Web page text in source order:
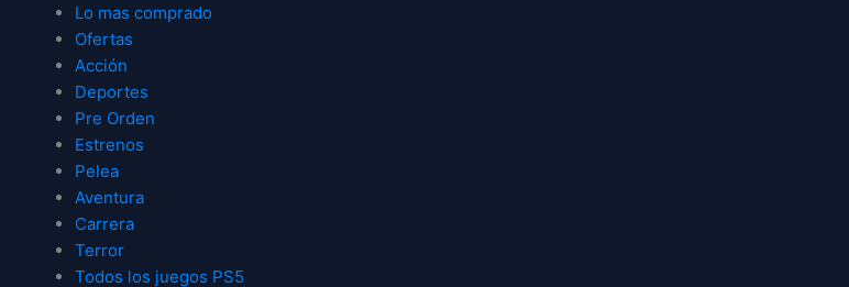
Lo mas comprado
Ofertas
Acción
Deportes
Pre Orden
Estrenos
Pelea
Aventura
Carrera
Terror
Todos los juegos PS5